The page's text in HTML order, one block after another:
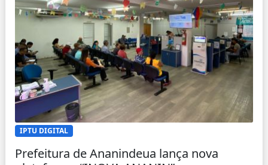
IPTU DIGITAL
Prefeitura de Ananindeua lança nova